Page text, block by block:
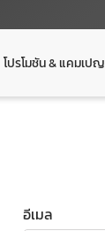
โปรโมชัน & แคมเปญ
อีเมล